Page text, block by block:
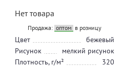
Нет товара
Продажа: оптом в розницу
Цвет
бежевый
Рисунок
мелкий рисунок
Плотность, г/м²
320